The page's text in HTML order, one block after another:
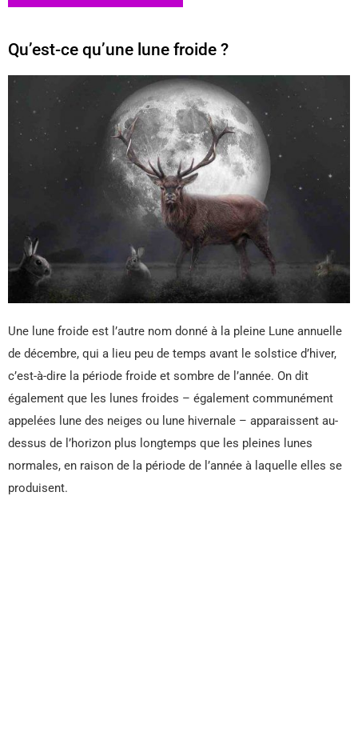
Qu’est-ce qu’une lune froide ?
Une lune froide est l’autre nom donné à la pleine Lune annuelle
de décembre, qui a lieu peu de temps avant le solstice d’hiver,
c’est-à-dire la période froide et sombre de l’année. On dit
également que les lunes froides – également communément
appelées lune des neiges ou lune hivernale – apparaissent au-
dessus de l’horizon plus longtemps que les pleines lunes
normales, en raison de la période de l’année à laquelle elles se
produisent.